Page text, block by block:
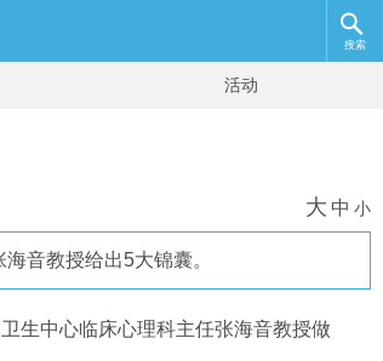
搜索
活动
大 中 小
音教授给出5大锦囊。
生中心临床心理科主任张海音教授做